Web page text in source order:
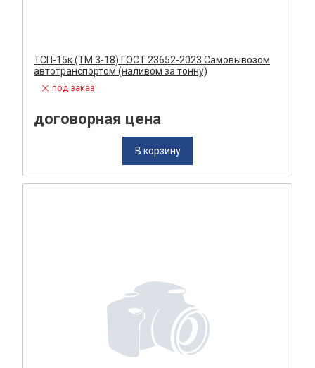
ТСП-15к (ТМ 3-18) ГОСТ 23652-2023 Самовывозом
автотранспортом (наливом за тонну)
под заказ
договорная цена
В корзину